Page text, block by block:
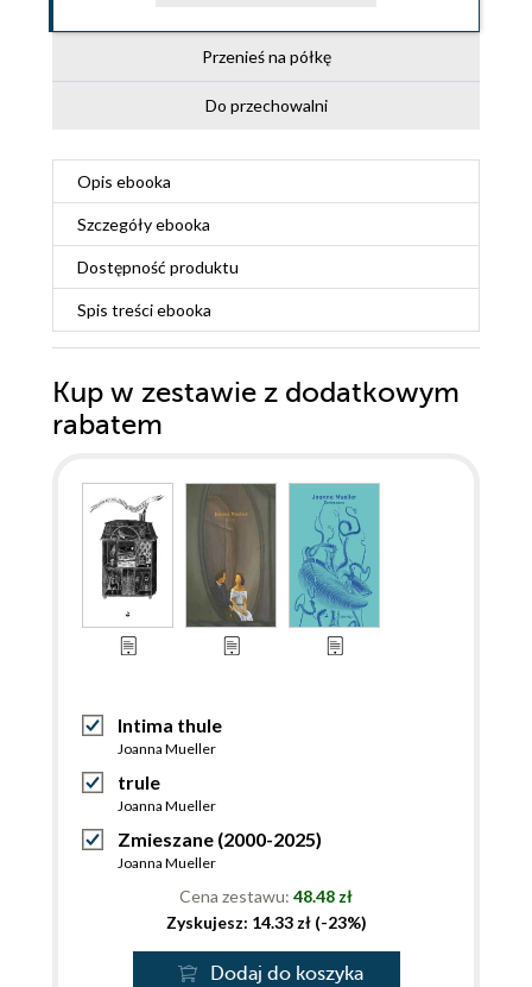
Przenieś na półkę
Do przechowalni
Opis ebooka
Szczegółyebooka
Dostępność produktu
Spis treściebooka
Kup w zestawie z dodatkowym
rabatem
Intima thule
Joanna Mueller
trule
Joanna Mueller
Zmieszane (2000-2025)
Joanna Mueller
Cena zestawu: 48.48 zł
Zyskujesz: 14.33 zł (-23%)
Dodaj do koszyka